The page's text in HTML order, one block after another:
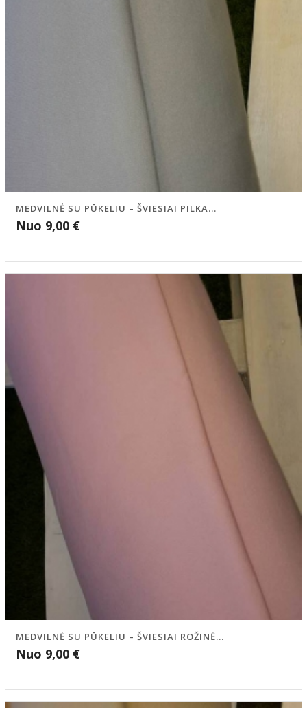
MEDVILNĖ SU PŪKELIU – ŠVIESIAI PILKA...
Nuo 9,00 €
MEDVILNĖ SU PŪKELIU – ŠVIESIAI ROŽINĖ...
Nuo 9,00 €